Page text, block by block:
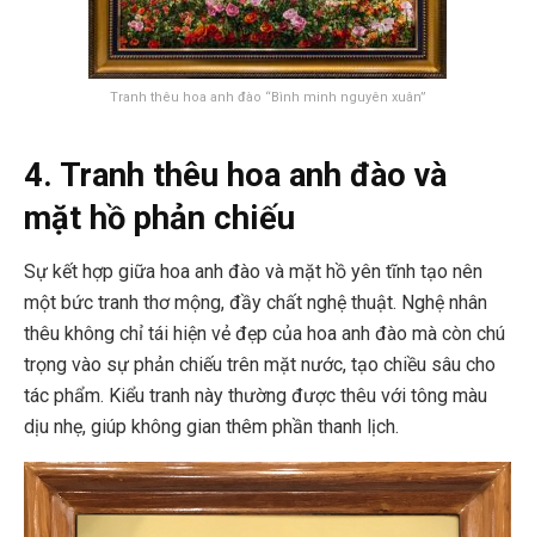
Tranh thêu hoa anh đào “Bình minh nguyên xuân”
4. Tranh thêu hoa anh đào và
mặt hồ phản chiếu
Sự kết hợp giữa hoa anh đào và mặt hồ yên tĩnh tạo nên
một bức tranh thơ mộng, đầy chất nghệ thuật. Nghệ nhân
thêu không chỉ tái hiện vẻ đẹp của hoa anh đào mà còn chú
trọng vào sự phản chiếu trên mặt nước, tạo chiều sâu cho
tác phẩm. Kiểu tranh này thường được thêu với tông màu
dịu nhẹ, giúp không gian thêm phần thanh lịch.